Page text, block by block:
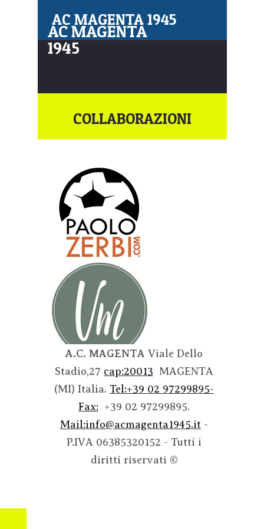
AC MAGENTA 1945
AC MAGENTA
1945
COLLABORAZIONI
A.C. MAGENTA Viale Dello
Stadio,27 cap:20013 MAGENTA
(MI) Italia. Tel:+39 02 97299895-
Fax: +39 02 97299895.
Mail:info@acmagenta1945.it -
P.IVA 06385320152 - Tutti i
diritti riservati ©